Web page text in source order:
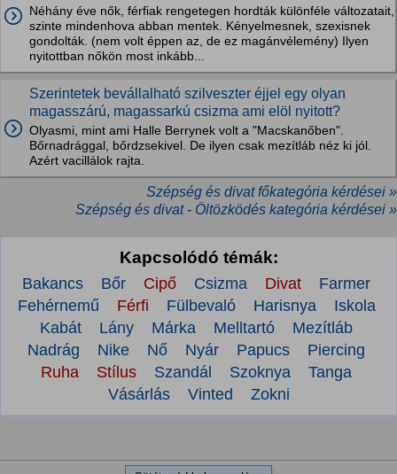
Néhány éve nők, férfiak rengetegen hordták különféle változatait,
szinte mindenhova abban mentek. Kényelmesnek, szexisnek
gondolták. (nem volt éppen az, de ez magánvélemény) Ilyen
nyitottban nőkön most inkább...
Szerintetek bevállalható szilveszter éjjel egy olyan
magasszárú, magassarkú csizma ami elöl nyitott?
Olyasmi, mint ami Halle Berrynek volt a "Macskanőben".
Bőrnadrággal, bőrdzsekivel. De ilyen csak mezítláb néz ki jól.
Azért vacillálok rajta.
Szépség és divat főkategória kérdései »
Szépség és divat - Öltözködés kategória kérdései »
Kapcsolódó témák:
Bakancs Bőr Cipő Csizma Divat
Farmer
Fehérnemű
Férfi Fülbevaló Harisnya
Iskola
Kabát
Lány Márka Melltartó
Mezítláb
Nadrág
Nike Nő Nyár Papucs
Piercing
Ruha
Stílus Szandál Szoknya
Tanga
Vásárlás
Vinted Zokni